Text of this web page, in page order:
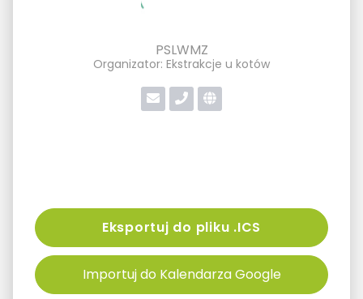
PSLWMZ
Organizator: Ekstrakcje u kotów
Eksportuj do pliku .ICS
Importuj do Kalendarza Google